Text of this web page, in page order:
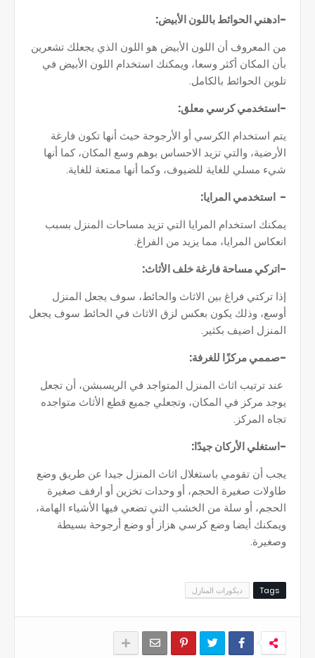
-ادهني الحوائط باللون الأبيض:
من المعروف أن اللون الأبيض هو اللون الذي يجعلك تشعرين
بأن المكان أكثر وسعا، ويمكنك استخدام اللون الأبيض في
تلوين الحوائط بالكامل.
-استخدمي كرسي معلق:
يتم استخدام الكرسي أو الأرجوحة حيث أنها تكون فارغة
الأرضية، والتي تزيد الاحساس بوهم وسع المكان، كما أنها
شيء مسلي للغاية للضيوف، وكما أنها ممتعة للغاية.
- استخدمي المرايا:
يمكنك استخدام المرايا التي تزيد مساحات المنزل بسبب
انعكاس المرايا، مما يزيد من الفراغ.
-اتركي مساحة فارغة خلف الأثاث:
إذا تركتي فراغ بين الاثاث والحائط، سوف يجعل المنزل
أوسع، وذلك يكون بعكس لزق الاثاث في الحائط سوف يجعل
المنزل اضيف بكثير.
-صممي مركزًا للغرفة:
عند ترتيب اثاث المنزل المتواجد في الريسبشن، أن تجعل
يوجد مركز في المكان، وتجعلي جميع قطع الأثاث متواجده
تجاه المركز.
-استغلي الأركان جيدًا:
يجب أن تقومي باستغلال اثاث المنزل جيدا عن طريق وضع
طاولات صغيرة الحجم، أو وحدات تخزين أو ارفف صغيرة
الحجم، أو سلة من الخشب التي تضعي فيها الأشياء الهامة،
ويمكنك أيضا وضع كرسي هزاز أو وضع أرجوحة بسيطة
وصغيرة.
Tags ديكورات المنازل